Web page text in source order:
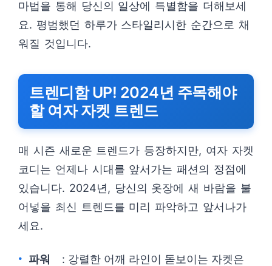
마법을 통해 당신의 일상에 특별함을 더해보세
요. 평범했던 하루가 스타일리시한 순간으로 채
워질 것입니다.
트렌디함 UP! 2024년 주목해야
할 여자 자켓 트렌드
매 시즌 새로운 트렌드가 등장하지만, 여자 자켓
코디는 언제나 시대를 앞서가는 패션의 정점에
있습니다. 2024년, 당신의 옷장에 새 바람을 불
어넣을 최신 트렌드를 미리 파악하고 앞서나가
세요.
파워
: 강렬한 어깨 라인이 돋보이는 자켓은